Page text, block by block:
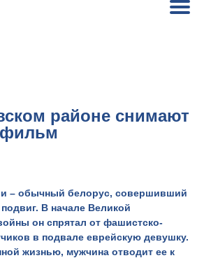
районе снимают
– обычный белорус, совершивший
В начале Великой
он спрятал от фашистско-
в подвале еврейскую девушку.
жизнью, мужчина отводит ее к